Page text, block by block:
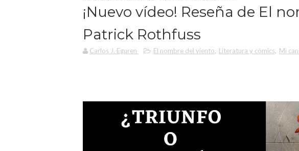
¡Nuevo vídeo! Reseña de El
Patrick Rothfuss
Carlos J. Eguren El nombre del viento, Literatura y cómics, Mi